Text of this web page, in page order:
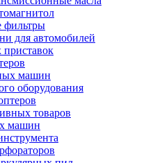
фильтры
для автомобилей
приставок
машин
оборудования
товаров
машин